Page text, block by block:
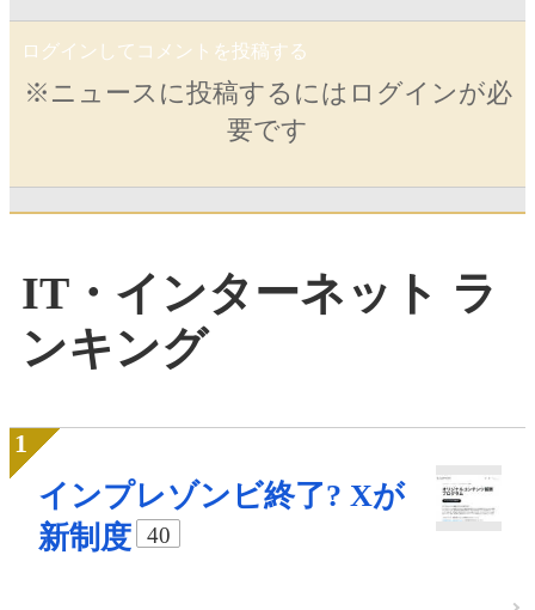
ログインしてコメントを投稿する
※ニュースに投稿するにはログインが必
要です
IT・インターネット ラ
ンキング
インプレゾンビ終了? Xが
新制度
40